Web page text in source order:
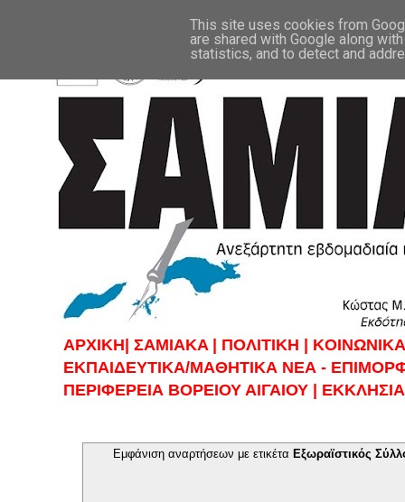
ΑΡΧΙΚΗ| ΣAMIAKA | ΠΟΛΙΤΙΚΗ |
ΕΚΠΑΙΔΕΥΤΙΚΑ/ΜΑΘΗΤΙΚΑ ΝΕΑ -
ΠΕΡΙΦΕΡΕΙΑ ΒΟΡΕΙΟΥ ΑΙΓΑΙΟΥ |
Εμφάνιση αναρτήσεων με ετικέτα Εξωραϊστικός
This site uses cookies from
are shared with Google along
statistics, and to detect and